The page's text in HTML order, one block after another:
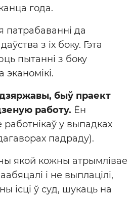
года.
патрабаванні да
з іх боку. Гэта
пытанні з боку
быў праект
работу. Ён
у выпадках
падраду).
якой кожны атрымлівае
і не выплацілі,
ісці ў суд, шукаць на